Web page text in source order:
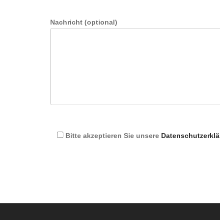
Nachricht (optional)
Bitte akzeptieren Sie unsere